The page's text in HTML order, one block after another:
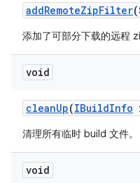
addRemoteZipFilter
添加了可部分下载的远程
void
cleanUp(IBuildInfo
清理所有临时 build 文件。
void